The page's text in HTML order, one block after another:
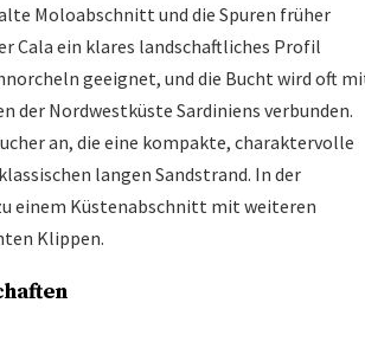
Moloabschnitt und die Spuren früher
Cala ein klares landschaftliches Profil
geeignet, und die Bucht wird oft
der Nordwestküste Sardiniens verbunden.
an, die eine kompakte, charaktervolle
langen Sandstrand. In der
einem Küstenabschnitt mit weiteren
Klippen.